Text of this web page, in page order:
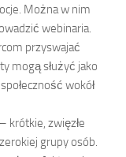
Można w nim
webinaria.
przyswajać
mogą służyć jako
wokół
– krótkie, zwięzłe
grupy osób.